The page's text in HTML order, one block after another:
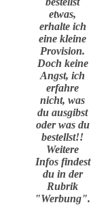
etwas,
erhalte ich
eine kleine
Provision.
Doch keine
Angst, ich
erfahre
nicht, was
du ausgibst
oder was du
bestellst!!
Weitere
Infos findest
du in der
Rubrik
"Werbung".